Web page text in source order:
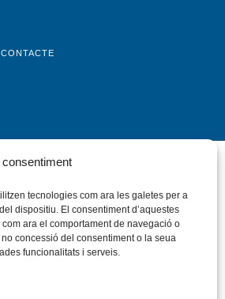
tecnologies com ara les galetes per a
dispositiu. El consentiment d’aquestes
ara el comportament de navegació o
concessió del consentiment o la seua
funcionalitats i serveis.
CONTACTE